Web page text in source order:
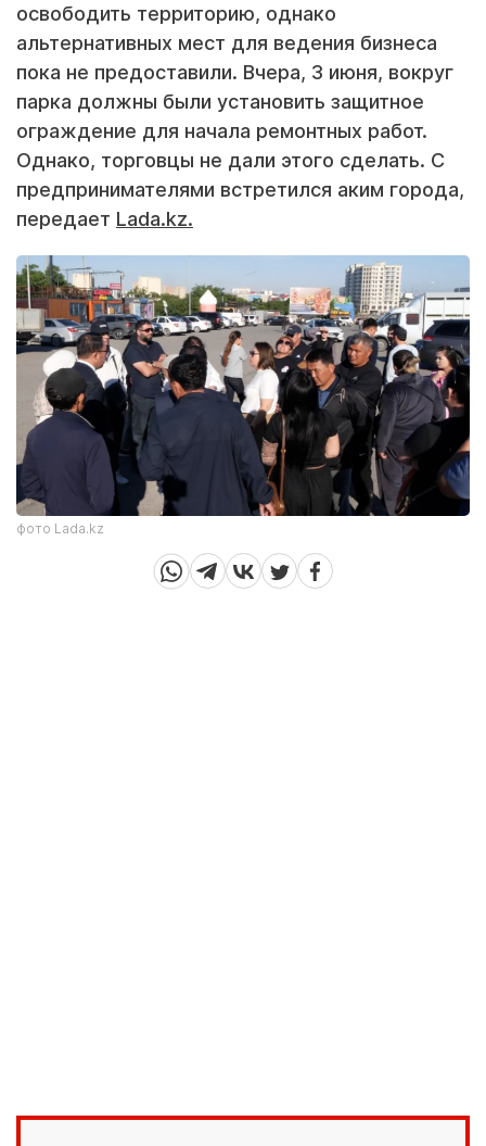
освободить территорию, однако
альтернативных мест для ведения бизнеса
пока не предоставили. Вчера, 3 июня, вокруг
парка должны были установить защитное
ограждение для начала ремонтных работ.
Однако, торговцы не дали этого сделать. С
предпринимателями встретился аким города,
передает Lada.kz.
фото Lada.kz